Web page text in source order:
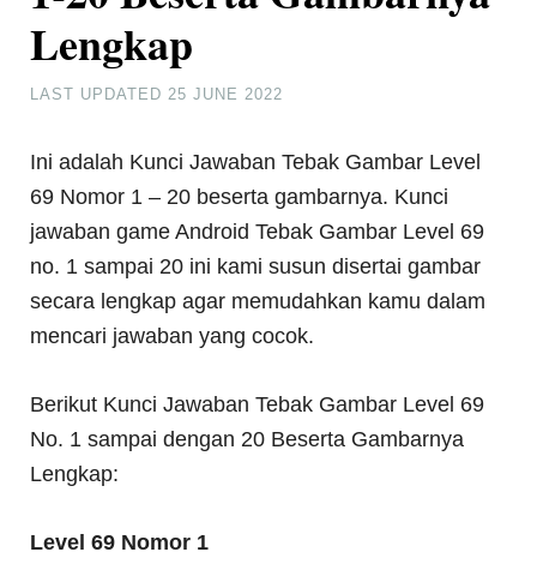
Lengkap
LAST UPDATED25 JUNE 2022
Ini adalah Kunci Jawaban Tebak Gambar Level
69 Nomor 1 – 20 beserta gambarnya. Kunci
jawaban game Android Tebak Gambar Level 69
no. 1 sampai 20 ini kami susun disertai gambar
secara lengkap agar memudahkan kamu dalam
mencari jawaban yang cocok.
Berikut Kunci Jawaban Tebak Gambar Level 69
No. 1 sampai dengan 20 Beserta Gambarnya
Lengkap:
Level 69 Nomor 1